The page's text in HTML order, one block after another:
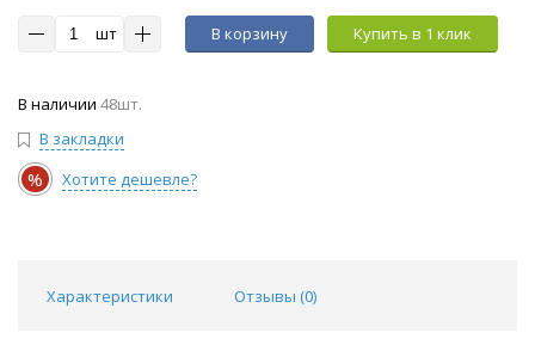
шт В корзину Купить в 1 клик
В наличии 48шт.
В закладки
% Хотите дешевле?
Характеристики Отзывы (0)